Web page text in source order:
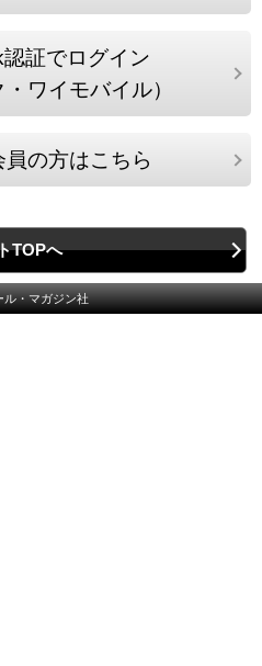
証でログイン
ワイモバイル）
の方はこちら
TOPへ
ル・マガジン社